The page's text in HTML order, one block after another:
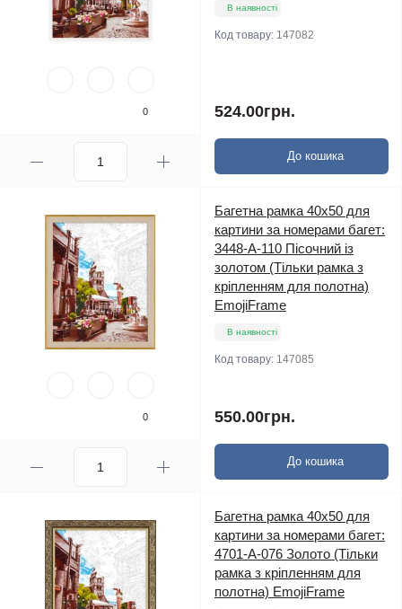
0
В наявності
Код товару: 147082
524.00грн.
До кошика
0
Багетна рамка 40х50 для
картини за номерами багет:
3448-A-110 Пісочний із
золотом (Тільки рамка з
кріпленням для полотна)
EmojiFrame
В наявності
Код товару: 147085
550.00грн.
До кошика
Багетна рамка 40х50 для
картини за номерами багет:
4701-A-076 Золото (Тільки
рамка з кріпленням для
полотна) EmojiFrame